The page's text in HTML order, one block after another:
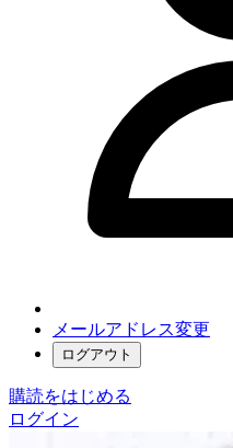
メールアドレス変更
ログアウト
購読をはじめる
ログイン